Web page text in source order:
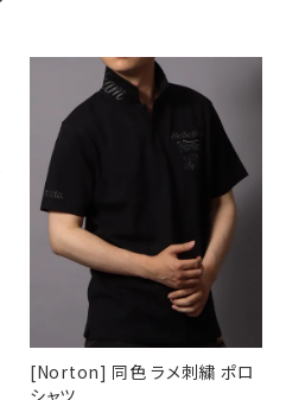
[Norton] 同色 ラメ刺繍 ポロ